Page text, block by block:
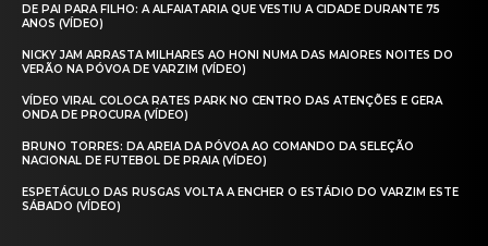
DE PAI PARA FILHO: A ALFAIATARIA QUE VESTIU A CIDADE DURANTE 75
ANOS (VÍDEO)
NICKY JAM ARRASTA MILHARES AO HONI NUMA DAS MAIORES NOITES DO
VERÃO NA PÓVOA DE VARZIM (VÍDEO)
VÍDEO VIRAL COLOCA RATES PARK NO CENTRO DAS ATENÇÕES E GERA
ONDA DE PROCURA (VÍDEO)
BRUNO TORRES: DA AREIA DA PÓVOA AO COMANDO DA SELEÇÃO
NACIONAL DE FUTEBOL DE PRAIA (VÍDEO)
ESPETÁCULO DAS RUSGAS VOLTA A ENCHER O ESTÁDIO DO VARZIM ESTE
SÁBADO (VÍDEO)